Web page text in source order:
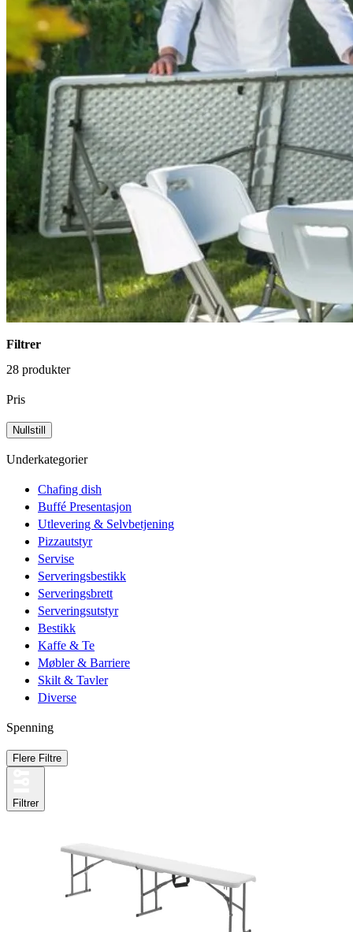
Filtrer
28 produkter
Pris
Underkategorier
Chafing dish
Buffé Presentasjon
Utlevering & Selvbetjening
Pizzautstyr
Servise
Serveringsbestikk
Serveringsbrett
Serveringsutstyr
Bestikk
Kaffe & Te
Møbler & Barriere
Skilt & Tavler
Diverse
Spenning
Flere Filtre
Filtrer